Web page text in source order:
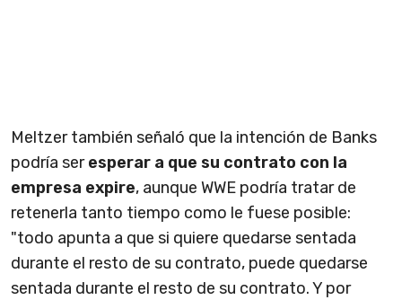
Meltzer también señaló que la intención de Banks
podría seresperar a que su contrato con la
empresa expire, aunque WWE podría tratar de
retenerla tanto tiempo como le fuese posible:
"todo apunta a que si quiere quedarse sentada
durante el resto de su contrato, puede quedarse
sentada durante el resto de su contrato. Y por